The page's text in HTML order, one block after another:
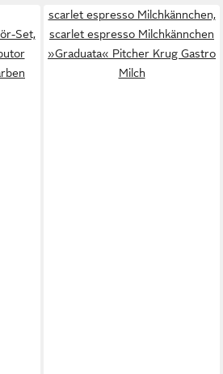
Set,
scarlet espresso Milchkännchen,
scarlet espresso Milchkännchen
»Graduata« Pitcher Krug Gastro
Milch